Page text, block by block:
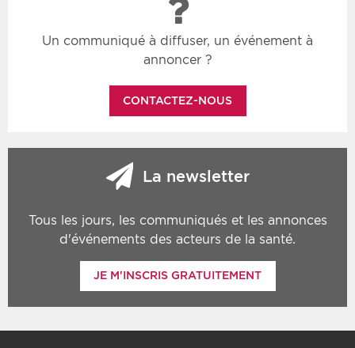
Un communiqué à diffuser, un événement à
annoncer ?
CONTACTEZ-NOUS
La newsletter
Tous les jours, les communiqués et les annonces
d'événements des acteurs de la santé.
JE M'INSCRIS GRATUITEMENT